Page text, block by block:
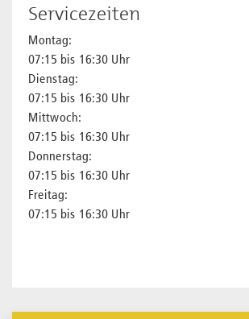
Servicezeiten
Montag:
07:15 bis 16:30 Uhr
Dienstag:
07:15 bis 16:30 Uhr
Mittwoch:
07:15 bis 16:30 Uhr
Donnerstag:
07:15 bis 16:30 Uhr
Freitag:
07:15 bis 16:30 Uhr